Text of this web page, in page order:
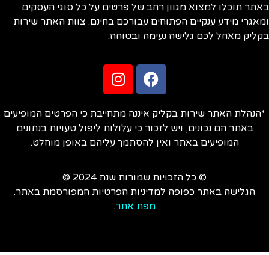
תוכלו למצוא מגוון רחב של פרטים על כל סוגי העסקים
מידע ענקיים הפתוחים עבורכם בחינם. צוות האתר שירות
מאחל לכם גלישה נעימה ובטוחה.
האתר שירות בקליק איננה מתחייבת כי הפרטים המופיעים
באתר הם נכונים, ויש לזכור כי עלולות ליפול טעויות בנתונים
המופיעים באתר ואין להסתמך עליהם באופן מוחלט.
© כל הזכויות שמורות שנת 2024 ©
הגלישה באתר כפופה למדיניות הפרטיות המפורסמת באתר.
מפת אתר.